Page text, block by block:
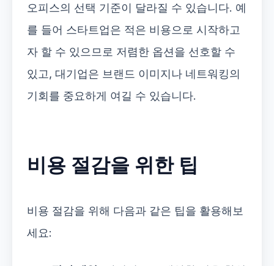
오피스의 선택 기준이 달라질 수 있습니다. 예
를 들어 스타트업은 적은 비용으로 시작하고
자 할 수 있으므로 저렴한 옵션을 선호할 수
있고, 대기업은 브랜드 이미지나 네트워킹의
기회를 중요하게 여길 수 있습니다.
비용 절감을 위한 팁
비용 절감을 위해 다음과 같은 팁을 활용해보
세요: